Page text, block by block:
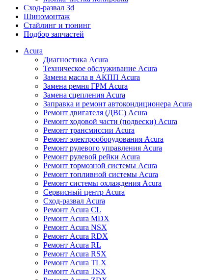
Сход-развал 3d
Шиномонтаж
Стайлинг и тюнинг
Подбор запчастей
Acura
Диагностика Acura
Техническое обслуживание Acura
Замена масла в АКПП Acura
Замена ремня ГРМ Acura
Замена сцепления Acura
Заправка и ремонт автокондиционера Acura
Ремонт двигателя (ДВС) Acura
Ремонт ходовой части (подвески) Acura
Ремонт трансмиссии Acura
Ремонт электрооборудования Acura
Ремонт рулевого управления Acura
Ремонт рулевой рейки Acura
Ремонт тормозной системы Acura
Ремонт топливной системы Acura
Ремонт системы охлаждения Acura
Сервисный центр Acura
Сход-развал Acura
Ремонт Acura CL
Ремонт Acura MDX
Ремонт Acura NSX
Ремонт Acura RDX
Ремонт Acura RL
Ремонт Acura RSX
Ремонт Acura TLX
Ремонт Acura TSX